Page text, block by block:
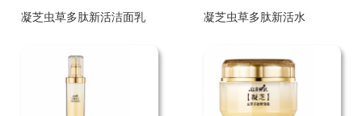
凝芝虫草多肽新活洁面乳 凝芝虫草多肽新活水